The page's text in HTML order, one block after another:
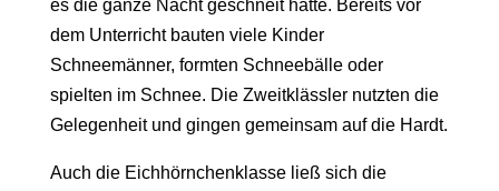
es die ganze Nacht geschneit hatte. Bereits vor
dem Unterricht bauten viele Kinder
Schneemänner, formten Schneebälle oder
spielten im Schnee. Die Zweitklässler nutzten die
Gelegenheit und gingen gemeinsam auf die Hardt.
Auch die Eichhörnchenklasse ließ sich die